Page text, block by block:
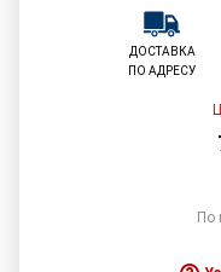
ДОСТАВКА
ПО АДРЕСУ
По